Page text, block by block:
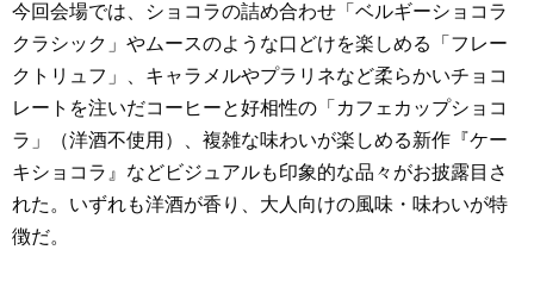
今回会場では、ショコラの詰め合わせ「ベルギーショコラ
クラシック」やムースのような口どけを楽しめる「フレー
クトリュフ」、キャラメルやプラリネなど柔らかいチョコ
レートを注いだコーヒーと好相性の「カフェカップショコ
ラ」（洋酒不使用）、複雑な味わいが楽しめる新作『ケー
キショコラ』などビジュアルも印象的な品々がお披露目さ
れた。いずれも洋酒が香り、大人向けの風味・味わいが特
徴だ。